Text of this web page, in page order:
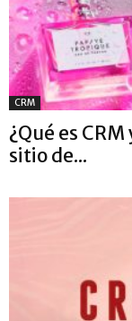
CRM
¿Qué es
sitio de...